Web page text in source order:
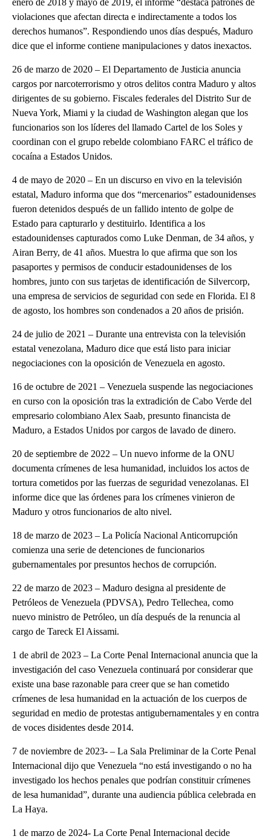
violaciones que afectan directa e indirectamente a todos los
derechos humanos”. Respondiendo unos días después, Maduro
dice que el informe contiene manipulaciones y datos inexactos.
26 de marzo de 2020 – El Departamento de Justicia anuncia
cargos por narcoterrorismo y otros delitos contra Maduro y altos
dirigentes de su gobierno. Fiscales federales del Distrito Sur de
Nueva York, Miami y la ciudad de Washington alegan que los
funcionarios son los líderes del llamado Cartel de los Soles y
coordinan con el grupo rebelde colombiano FARC el tráfico de
cocaína a Estados Unidos.
4 de mayo de 2020 – En un discurso en vivo en la televisión
estatal, Maduro informa que dos “mercenarios” estadounidenses
fueron detenidos después de un fallido intento de golpe de
Estado para capturarlo y destituirlo. Identifica a los
estadounidenses capturados como Luke Denman, de 34 años, y
Airan Berry, de 41 años. Muestra lo que afirma que son los
pasaportes y permisos de conducir estadounidenses de los
hombres, junto con sus tarjetas de identificación de Silvercorp,
una empresa de servicios de seguridad con sede en Florida. El 8
de agosto, los hombres son condenados a 20 años de prisión.
24 de julio de 2021 – Durante una entrevista con la televisión
estatal venezolana, Maduro dice que está listo para iniciar
negociaciones con la oposición de Venezuela en agosto.
16 de octubre de 2021 – Venezuela suspende las negociaciones
en curso con la oposición tras la extradición de Cabo Verde del
empresario colombiano Alex Saab, presunto financista de
Maduro, a Estados Unidos por cargos de lavado de dinero.
20 de septiembre de 2022 – Un nuevo informe de la ONU
documenta crímenes de lesa humanidad, incluidos los actos de
tortura cometidos por las fuerzas de seguridad venezolanas. El
informe dice que las órdenes para los crímenes vinieron de
Maduro y otros funcionarios de alto nivel.
18 de marzo de 2023 – La Policía Nacional Anticorrupción
comienza una serie de detenciones de funcionarios
gubernamentales por presuntos hechos de corrupción.
22 de marzo de 2023 – Maduro designa al presidente de
Petróleos de Venezuela (PDVSA), Pedro Tellechea, como
nuevo ministro de Petróleo, un día después de la renuncia al
cargo de Tareck El Aissami.
1 de abril de 2023 – La Corte Penal Internacional anuncia que la
investigación del caso Venezuela continuará por considerar que
existe una base razonable para creer que se han cometido
crímenes de lesa humanidad en la actuación de los cuerpos de
seguridad en medio de protestas antigubernamentales y en contra
de voces disidentes desde 2014.
7 de noviembre de 2023- – La Sala Preliminar de la Corte Penal
Internacional dijo que Venezuela “no está investigando o no ha
investigado los hechos penales que podrían constituir crímenes
de lesa humanidad”, durante una audiencia pública celebrada en
La Haya.
1 de marzo de 2024- La Corte Penal Internacional decide